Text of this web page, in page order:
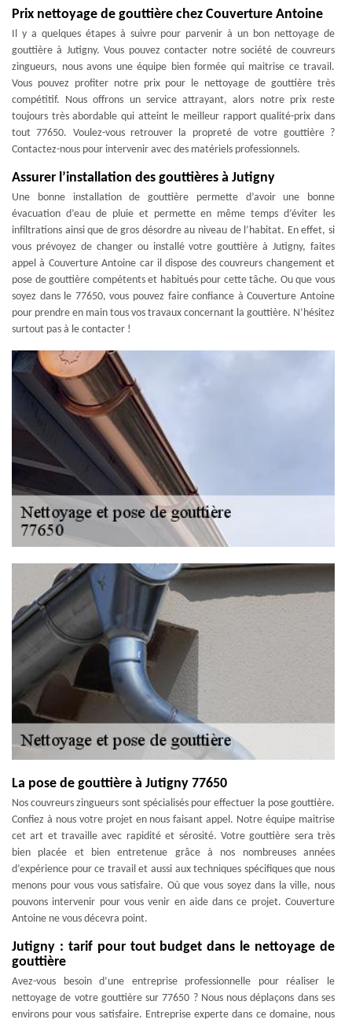
Prix nettoyage de gouttière chez Couverture Antoine
Il y a quelques étapes à suivre pour parvenir à un bon nettoyage de
gouttière à Jutigny. Vous pouvez contacter notre société de couvreurs
zingueurs, nous avons une équipe bien formée qui maitrise ce travail.
Vous pouvez profiter notre prix pour le nettoyage de gouttière très
compétitif. Nous offrons un service attrayant, alors notre prix reste
toujours très abordable qui atteint le meilleur rapport qualité-prix dans
tout 77650. Voulez-vous retrouver la propreté de votre gouttière ?
Contactez-nous pour intervenir avec des matériels professionnels.
Assurer l’installation des gouttières à Jutigny
Une bonne installation de gouttière permette d’avoir une bonne
évacuation d’eau de pluie et permette en même temps d’éviter les
infiltrations ainsi que de gros désordre au niveau de l’habitat. En effet, si
vous prévoyez de changer ou installé votre gouttière à Jutigny, faites
appel à Couverture Antoine car il dispose des couvreurs changement et
pose de gouttière compétents et habitués pour cette tâche. Ou que vous
soyez dans le 77650, vous pouvez faire confiance à Couverture Antoine
pour prendre en main tous vos travaux concernant la gouttière. N’hésitez
surtout pas à le contacter !
La pose de gouttière à Jutigny 77650
Nos couvreurs zingueurs sont spécialisés pour effectuer la pose gouttière.
Confiez à nous votre projet en nous faisant appel. Notre équipe maitrise
cet art et travaille avec rapidité et sérosité. Votre gouttière sera très
bien placée et bien entretenue grâce à nos nombreuses années
d’expérience pour ce travail et aussi aux techniques spécifiques que nous
menons pour vous vous satisfaire. Où que vous soyez dans la ville, nous
pouvons intervenir pour vous venir en aide dans ce projet. Couverture
Antoine ne vous décevra point.
Jutigny : tarif pour tout budget dans le nettoyage de
gouttière
Avez-vous besoin d’une entreprise professionnelle pour réaliser le
nettoyage de votre gouttière sur 77650 ? Nous nous déplaçons dans ses
environs pour vous satisfaire. Entreprise experte dans ce domaine, nous